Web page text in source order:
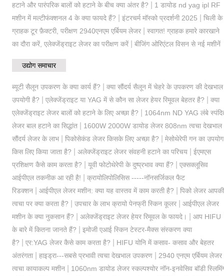
हटाने और पारंपरिक बालों को हटाने के बीच क्या अंतर है?
1 डायोड nd yag ipl RF
मशीन में मल्टीफंक्शनल 4 के क्या फायदे हैं?
इंटरचर्म मॉस्को प्रदर्शनी 2025
चिली के
ग्राहक टूर फ़ैक्टरी, परीक्षण 2940एनएम एर्बियम लेजर| स्वागत! ग्राहक हमारे कारखाने
का दौरा करें, एलेक्जेंड्राइट लेजर का परीक्षण करें| बीजिंग ओरिएंटल विसन से नई मशीनें
उद्योग समाचार
ब्यूटी सैलून उपकरण के क्या कार्य हैं?
क्या सौंदर्य सैलून में चेहरे के उपकरण की देखभाल
उपयोगी है?
एलेक्जेंड्राइट या YAG में से कौन सा लेजर हेयर रिमूवल बेहतर है?
क्या
एलेक्जेंड्राइट लेजर बालों को हटाने के लिए अच्छा है?
1064nm ND YAG लंबे
लेजर बाल हटाने का सिद्धांत| 1600W 2000W डायोड लेजर 808nm त्वचा देखभाल
सौंदर्य लेजर के लाभ| पिकोसेकंड लेजर किसके लिए अच्छा है?
मेसोथेरेपी गन का उपयोग
किस लिए किया जाता है?
अलेक्जेंड्राइट लेजर संवहनी हटाने का परिचय| ईएमएस
प्रशिक्षण कैसे काम करता है?
यूवी फोटोथेरेपी के दुष्प्रभाव क्या हैं?
एक्सक्लूसिव
आईपीएल तकनीक आ रही है!
क्रायोलिपोलिसिस -----नॉनसर्जिकल फैट
रिडक्शन| आईपीएल लेजर मशीन: क्या यह वास्तव में काम करती है?
पिको लेजर आपकी
त्वचा पर क्या करता है?
उपचार के लाभ क्रायो पेनफ्री स्किन कूलर| आईपीएल लेजर
मशीन के क्या नुकसान हैं?
अलेक्जेंड्राइट लेजर हेयर रिमूवल के फायदे।
आप HIFU
के बारे में कितना जानते हैं?
इमोजी एआई स्किन टेस्टर-मैक्स संस्करण क्या
है?
एर:YAG लेजर कैसे काम करता है?
HIFU योनि में कसाव- कसाव और बेहतर
अंतरंगता| हाइड्रा---सबसे प्रभावी त्वचा देखभाल उपकरण| 2940 एनएम एर्बियम लेजर
त्वचा कायाकल्प मशीन| 1060nm डायोड लेजर स्कल्पश्योर नॉन-इनवेसिव बॉडी